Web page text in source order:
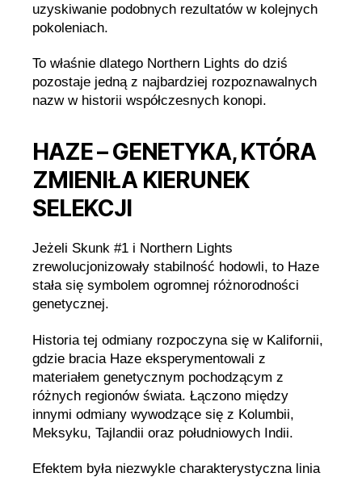
uzyskiwanie podobnych rezultatów w kolejnych
pokoleniach.
To właśnie dlatego Northern Lights do dziś
pozostaje jedną z najbardziej rozpoznawalnych
nazw w historii współczesnych konopi.
HAZE – GENETYKA, KTÓRA
ZMIENIŁA KIERUNEK
SELEKCJI
Jeżeli Skunk #1 i Northern Lights
zrewolucjonizowały stabilność hodowli, to Haze
stała się symbolem ogromnej różnorodności
genetycznej.
Historia tej odmiany rozpoczyna się w Kalifornii,
gdzie bracia Haze eksperymentowali z
materiałem genetycznym pochodzącym z
różnych regionów świata. Łączono między
innymi odmiany wywodzące się z Kolumbii,
Meksyku, Tajlandii oraz południowych Indii.
Efektem była niezwykle charakterystyczna linia